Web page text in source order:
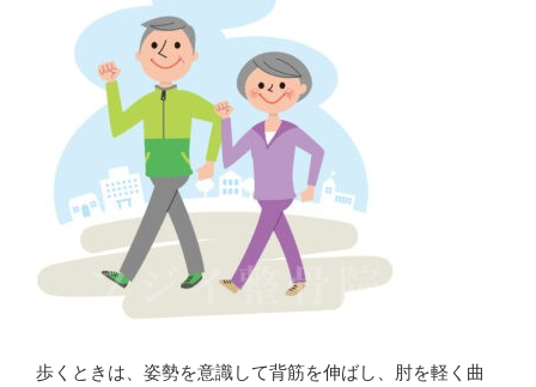
歩くときは、姿勢を意識して背筋を伸ばし、肘を軽く曲